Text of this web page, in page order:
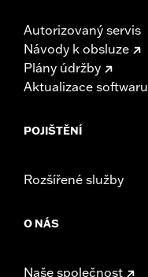
Autorizovaný servis
Návody k obsluze
Plány údržby
Aktualizace softwaru
POJIŠTĚNÍ
Rozšířené služby
O NÁS
Naše společnost